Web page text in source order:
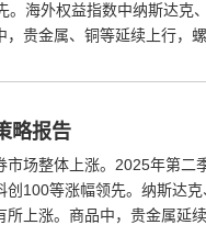
。海外权益指数中纳斯达克
贵金属、铜等延续上行，
略报告
场整体上涨。2025年第二
100等涨幅领先。纳斯达
上涨。商品中，贵金属延